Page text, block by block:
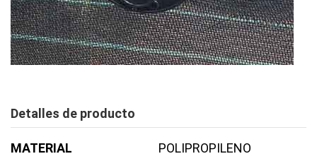
Detalles de producto
MATERIAL POLIPROPILENO